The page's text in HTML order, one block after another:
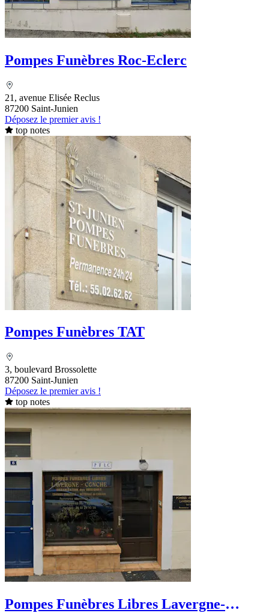
Pompes Funèbres Roc-Eclerc
21, avenue Elisée Reclus
87200 Saint-Junien
Déposez le premier avis !
top notes
Pompes Funèbres TAT
3, boulevard Brossolette
87200 Saint-Junien
Déposez le premier avis !
top notes
Pompes Funèbres Libres Lavergne-